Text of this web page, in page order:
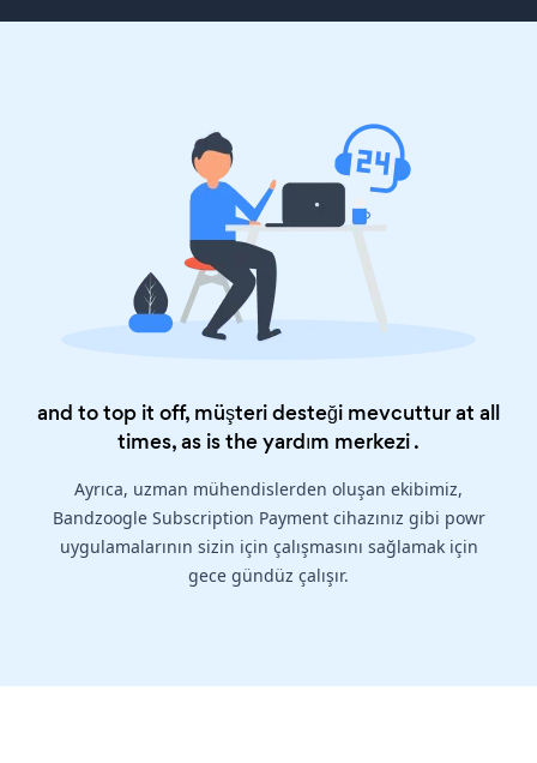
and to top it off, müşteri desteği mevcuttur at all
times, as is theyardım merkezi.
Ayrıca, uzman mühendislerden oluşan ekibimiz,
Bandzoogle Subscription Payment cihazınız gibi powr
uygulamalarının sizin için çalışmasını sağlamak için
gece gündüz çalışır.